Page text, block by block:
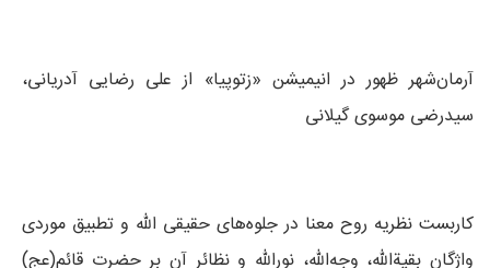
آرمان‌شهر ظهور در انیمیشن «زتوپیا» از علی رضایی آدریانی،
سیدرضی موسوی گیلانی
کاربست نظریه روح معنا در جلوه‌های حقیقی الله و تطبیق موردی
واژگان بقیةالله، وجه‌الله، نورالله و نظائر آن بر حضرت قائم(عج)